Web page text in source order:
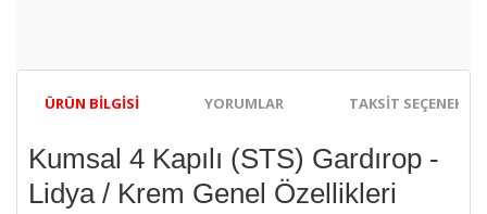
ÜRÜN BILGISI YORUMLAR TAKSIT
Kumsal 4 Kapılı (STS) Gardırop -
Lidya / Krem Genel Özellikleri